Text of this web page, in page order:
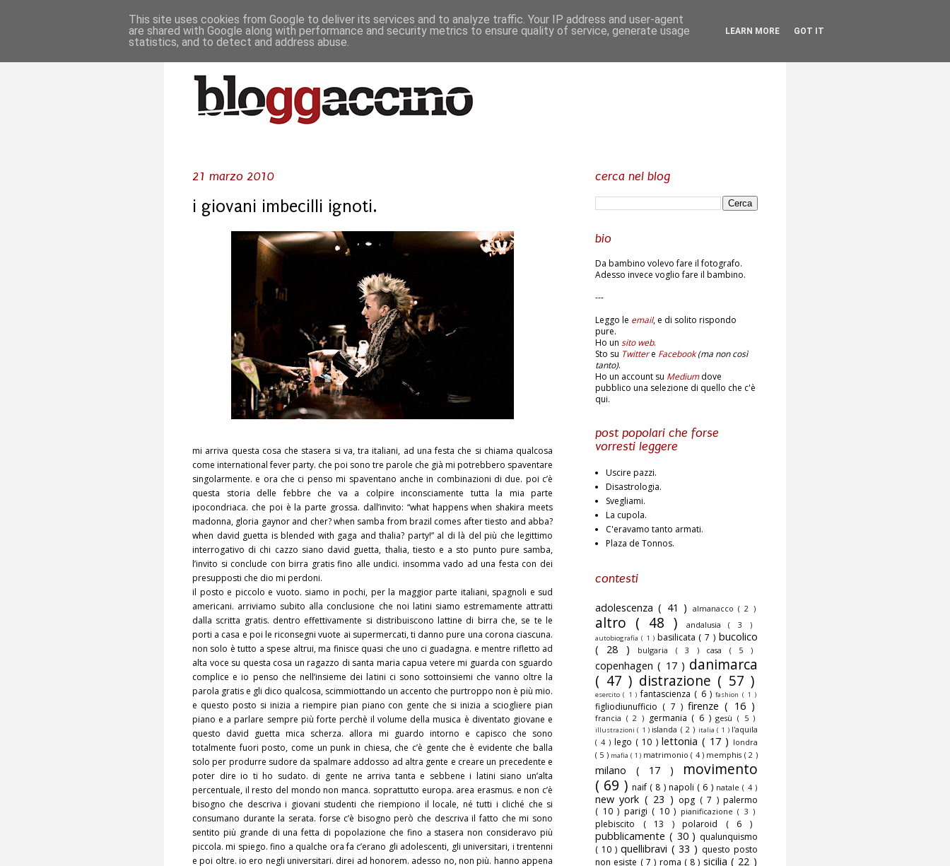
21 marzo 2010
i giovani imbecilli ignoti.
mi arriva questa cosa che stasera si va, tra italiani, ad una festa che si chiama qualcosa
come international fever party. che poi sono tre parole che già mi potrebbero spaventare
singolarmente. e ora che ci penso mi spaventano anche in combinazioni di due. poi c’è
questa storia delle febbre che va a colpire inconsciamente tutta la mia parte
ipocondriaca. che poi è la parte grossa. dall’invito: “what happens when shakira meets
madonna, gloria gaynor and cher? when samba from brazil comes after tiesto and abba?
when david guetta is blended with gaga and thalia? party!” al di là del più che legittimo
interrogativo di chi cazzo siano david guetta, thalia, tiesto e a sto punto pure samba,
l’invito si conclude con birra gratis fino alle undici. insomma vado ad una festa con dei
presupposti che dio mi perdoni.
il posto e piccolo e vuoto. siamo in pochi, per la maggior parte italiani, spagnoli e sud
americani. arriviamo subito alla conclusione che noi latini siamo estremamente attratti
dalla scritta gratis. dentro effettivamente si distribuiscono lattine di birra che, se te le
porti a casa e poi le riconsegni vuote ai supermercati, ti danno pure una corona ciascuna.
non solo è tutto a spese altrui, ma finisce quasi che uno ci guadagna. e mentre rifletto ad
alta voce su questa cosa un ragazzo di santa maria capua vetere mi guarda con sguardo
complice e io penso che nell’insieme dei latini ci sono sottoinsiemi che vanno oltre la
parola gratis e gli dico qualcosa, scimmiottando un accento che purtroppo non è più mio.
e questo posto si inizia a riempire pian piano con gente che si inizia a sciogliere pian
piano e a parlare sempre più forte perchè il volume della musica è diventato giovane e
questo david guetta mica scherza. allora mi guardo intorno e capisco che sono
totalmente fuori posto, come un punk in chiesa, che c’è gente che è evidente che balla
solo per produrre sudore da spalmare addosso ad altra gente e creare un precedente e
poter dire io ti ho sudato. di gente ne arriva tanta e sebbene i latini siano un’alta
percentuale, il resto del mondo non manca. soprattutto europa. area erasmus. e non c’è
bisogno che descriva i giovani studenti che riempiono il locale, né tutti i cliché che si
consumano durante la serata. forse c’è bisogno però che descriva il fatto che mi sono
sentito più grande di una fetta di popolazione che fino a stasera non consideravo più
piccola. mi spiego. fino a qualche ora fa c’erano gli adolescenti, gli universitari, i trentenni
e poi oltre. io ero negli universitari. direi ad honorem. adesso no, non più. hanno appena
cerca nel blog
bio
Da bambino volevo fare il fotografo.
Adesso invece voglio fare il bambino.
---
Leggo le email, e di solito rispondo
pure.
Ho un sito web.
Sto su Twitter e Facebook(ma non così
tanto).
Ho un account su Mediumdove
pubblico una selezione di quello che c'è
qui.
post popolari che forse
vorresti leggere
Uscire pazzi.
Disastrologia.
Svegliami.
La cupola.
C'eravamo tanto armati.
Plaza de Tonnos.
contesti
adolescenza( 41 ) almanacco ( 2 )
altro ( 48 ) andalusia( 3 )
autobiografia ( 1 ) basilicata ( 7 ) bucolico
( 28 )
bulgaria ( 3 ) casa ( 5 )
copenhagen( 17 ) danimarca
( 47 ) distrazione ( 57 )
esercito( 1 )fantascienza ( 6 )fashion ( 1 )
figliodiunufficio ( 7 ) firenze( 16 )
francia ( 2 ) germania ( 6 )gesù( 5 )
illustrazioni( 1 ) islanda ( 2 ) italia( 1 ) l'aquila
( 4 ) lego ( 10 ) lettonia ( 17 ) londra
( 5 ) mafia ( 1 ) matrimonio( 4 ) memphis ( 2 )
milano ( 17 )
movimento
( 69 ) naif ( 8 ) napoli ( 6 ) natale( 4 )
new york ( 23 ) opg ( 7 )palermo
( 10 ) parigi ( 10 ) pianificazione( 3 )
plebiscito ( 13 ) polaroid ( 6 )
pubblicamente ( 30 ) qualunquismo
( 10 ) quellibravi ( 33 ) questo posto
non esiste ( 7 ) roma ( 8 ) sicilia( 22 )
This site uses cookies from Google to deliver its services and to analyze traffic. Your IP address and user-agent
are shared with Google along with performance and security metrics to ensure quality of service, generate usage
statistics, and to detect and address abuse.
LEARN MORE GOT IT